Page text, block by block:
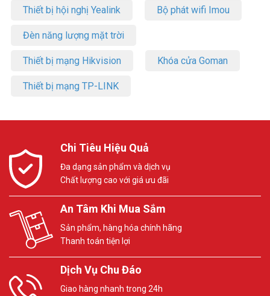
Thiết bị hội nghị Yealink Bộ phát wifi Imou
Đèn năng lượng mặt trời
Thiết bị mạng Hikvision Khóa cửa Goman
Thiết bị mạng TP-LINK
Chi Tiêu Hiệu Quả
Đa dạng sản phẩm và dịch vụ
Chất lượng cao với giá ưu đãi
An Tâm Khi Mua Sắm
Sản phẩm, hàng hóa chính hãng
Thanh toán tiện lợi
Dịch Vụ Chu Đáo
Giao hàng nhanh trong 24h